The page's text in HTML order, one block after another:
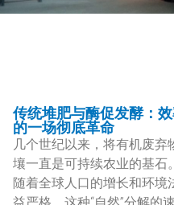
传统堆肥与酶促发酵：
的一场彻底革命
几个世纪以来，将有机废弃
壤一直是可持续农业的基石
随着全球人口的增长和环境